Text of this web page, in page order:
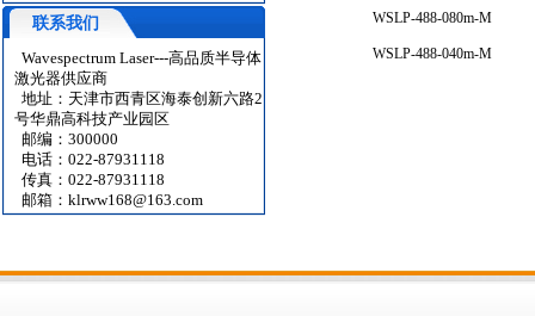
联系我们
Wavespectrum Laser---高品质半导体
激光器供应商
地址：天津市西青区海泰创新六路2
号华鼎高科技产业园区
邮编：300000
电话：022-87931118
传真：022-87931118
邮箱： klrww168@163.com
WSLP-488-080m-M
WSLP-488-040m-M